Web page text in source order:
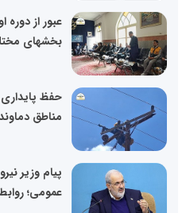
عبور از
بخشهای
حفظ
مناطق
پیام وزیر
عمومی؛